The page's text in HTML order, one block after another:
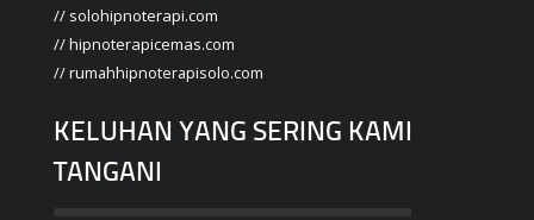
// solohipnoterapi.com
// hipnoterapicemas.com
// rumahhipnoterapisolo.com
KELUHAN YANG SERING KAMI
TANGANI